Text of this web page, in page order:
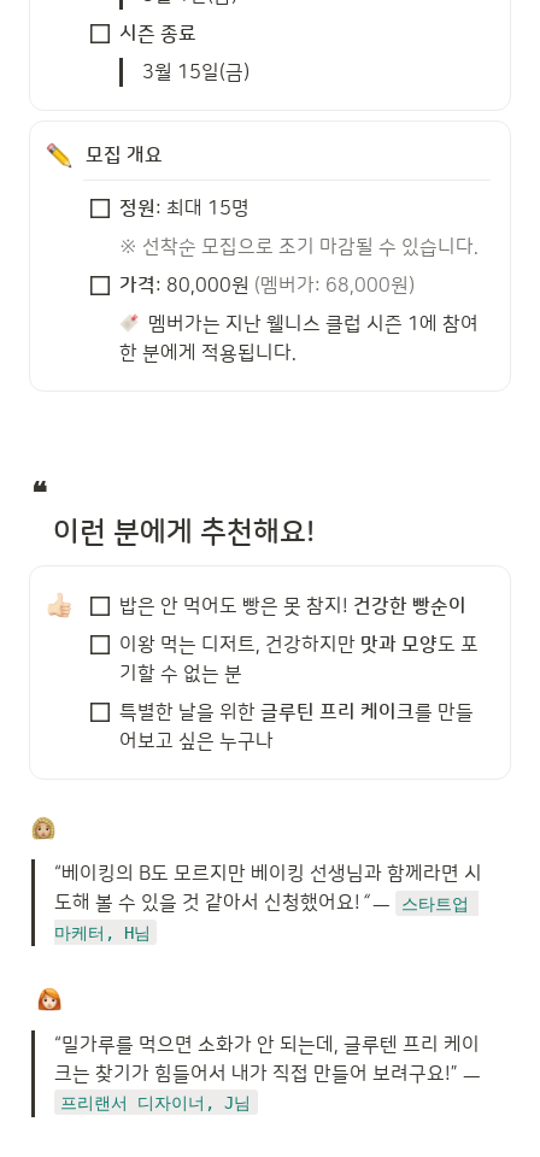
시즌 종료
3월 15일(금)
모집 개요
정원: 최대 15명
※ 선착순 모집으로 조기 마감될 수 있습니다.
가격: 80,000원 (멤버가: 68,000원)
멤버가는 지난 웰니스 클럽 시즌 1에 참여
한 분에게 적용됩니다.
❝
   이런 분에게 추천해요!
밥은 안 먹어도 빵은 못 참지! 건강한 빵순이
이왕 먹는 디저트, 건강하지만 맛과 모양도 포
기할 수 없는 분
특별한 날을 위한 글루틴 프리 케이크를 만들
어보고 싶은 누구나
“베이킹의 B도 모르지만 베이킹 선생님과 함께라면 시
도해 볼 수 있을 것 같아서 신청했어요! “ ㅡ
스타트업
마케터, H님
“밀가루를 먹으면 소화가 안 되는데, 글루텐 프리 케이
프리랜서 디자이너, J님